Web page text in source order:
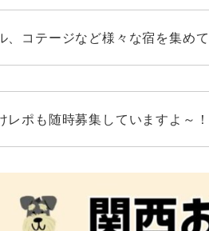
（朝来市）
コテージなど様々な宿を集め
ポも随時募集していますよ～！